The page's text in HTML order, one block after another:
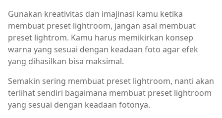
Gunakan kreativitas dan imajinasi kamu ketika
membuat preset lightroom, jangan asal membuat
preset lightrom. Kamu harus memikirkan konsep
warna yang sesuai dengan keadaan foto agar efek
yang dihasilkan bisa maksimal.
Semakin sering membuat preset lightroom, nanti akan
terlihat sendiri bagaimana membuat preset lightroom
yang sesuai dengan keadaan fotonya.